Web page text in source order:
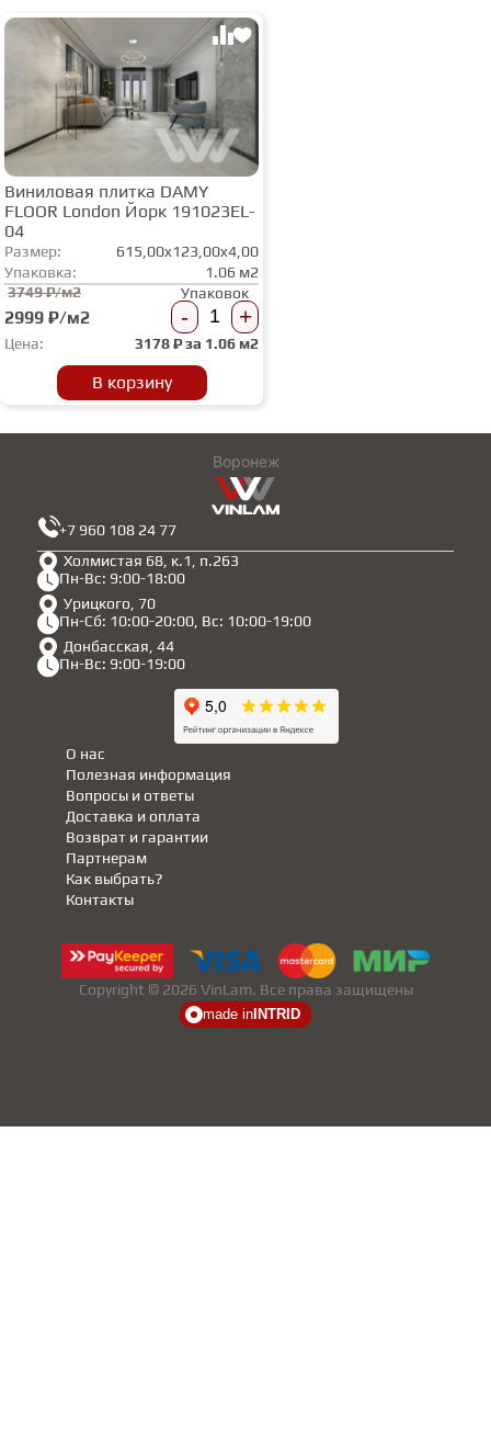
Виниловая плитка DAMY
FLOOR London Йорк 191023EL-
04
Размер:
615,00x123,00x4,00
Упаковка:
1.06 м2
3749 ₽/м2
2999 ₽/м2
Упаковок
- +
Цена: 3178₽ за 1.06 м2
В корзину
Воронеж
Холмистая 68, к.1, п.263
Пн-Вс: 9:00-18:00
Урицкого, 70
Пн-Сб: 10:00-20:00, Вс: 10:00-19:00
Донбасская, 44
Пн-Вс: 9:00-19:00
+7 960 108 24 77
Полезная информация
Партнерам
Вопросы и ответы
Доставка и оплата
Возврат и гарантии
Как выбрать?
О нас
Контакты
Copyright © 2026 VinLam. Все права защищены
made in INTRID